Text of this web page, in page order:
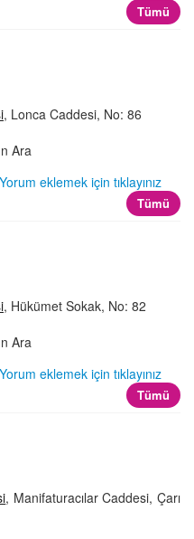
Tümü
, Lonca Caddesi, No: 86
Ara
Yorum eklemek için tıklayınız
Tümü
, Hükümet Sokak, No: 82
Ara
Yorum eklemek için tıklayınız
Tümü
, Manifaturacılar Caddesi, Çarı